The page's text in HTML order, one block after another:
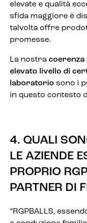
elevate e qualità
sfida maggiore è
talvolta offre
promesse.
La nostra coerenza
elevato livello di
laboratorio sono i
in questo contesto
4. QUALI
LE AZIENDE
PROPRIO
PARTNER DI
“RGPBALLS,